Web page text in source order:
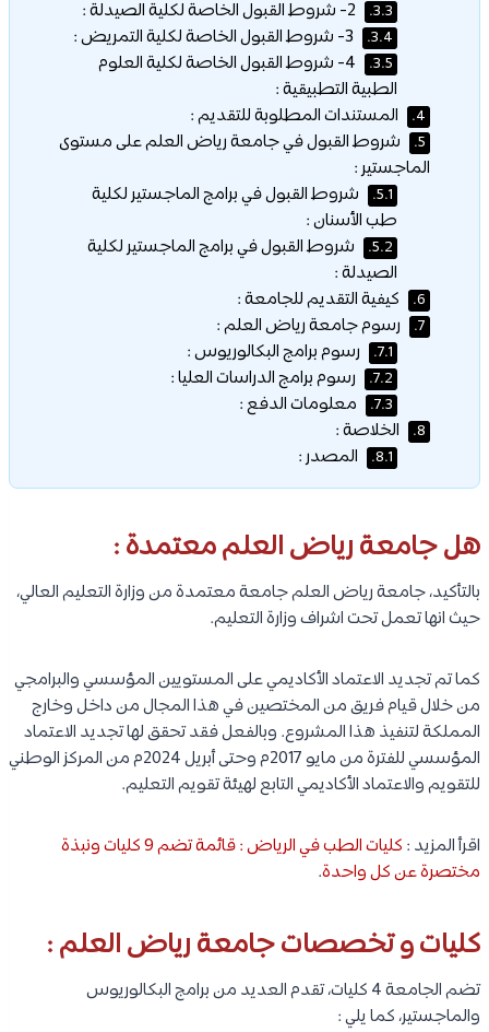
3.3.
3.4.
3.5.
4- شروط القبول الخاصة لكلية العلوم
الطبية التطبيقية :
4. المستندات المطلوبة للتقديم :
5.
شروط القبول في جامعة رياض العلم على مستوى
الماجستير :
5.1.
شروط القبول في برامج الماجستير لكلية
طب الأسنان :
5.2.
شروط القبول في برامج الماجستير لكلية
الصيدلة :
6. كيفية التقديم للجامعة :
7. رسوم جامعة رياض العلم :
7.1. رسوم برامج البكالوريوس :
7.2. رسوم برامج الدراسات العليا :
7.3. معلومات الدفع :
8. الخلاصة :
8.1. المصدر :
هل جامعة رياض العلم معتمدة :
بالتأكيد، جامعة رياض العلم جامعة معتمدة من وزارة التعليم العالي،
حيث انها تعمل تحت اشراف وزارة التعليم.
كما تم تجديد الاعتماد الأكاديمي على المستويين المؤسسي والبرامجي
من خلال قيام فريق من المختصين في هذا المجال من داخل وخارج
المملكة لتنفيذ هذا المشروع. وبالفعل فقد تحقق لها تجديد الاعتماد
المؤسسي للفترة من مايو 2017م وحتى أبريل 2024م من المركز الوطني
للتقويم والاعتماد الأكاديمي التابع لهيئة تقويم التعليم.
اقرأ المزيد :
كليات الطب في الرياض : قائمة تضم 9 كليات ونبذة
مختصرة عن كل واحدة.
كليات و تخصصات جامعة رياض العلم :
تضم الجامعة 4 كليات، تقدم العديد من برامج البكالوريوس
والماجستير، كما يلي :